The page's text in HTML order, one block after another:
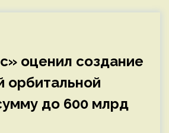
оценил создание
орбитальной
до 600 млрд